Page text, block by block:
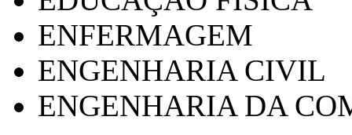
ENFERMAGEM
ENGENHARIA CIVIL
ENGENHARIA DA